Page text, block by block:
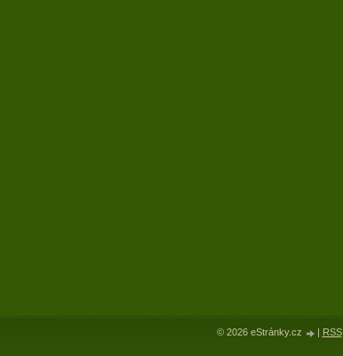
© 2026 eStránky.cz | RSS